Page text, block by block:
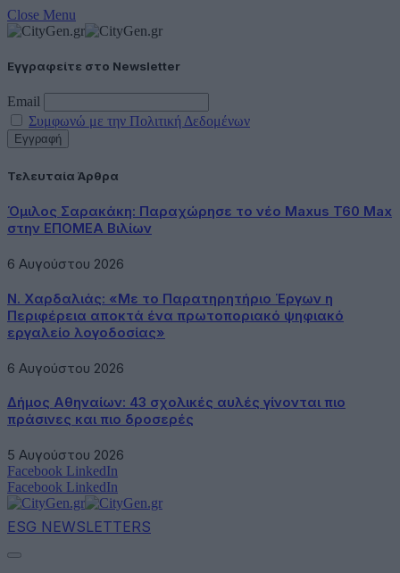
Close Menu
Εγγραφείτε στο Newsletter
Email
Συμφωνώ με την Πολιτική Δεδομένων
Τελευταία Άρθρα
Όμιλος Σαρακάκη: Παραχώρησε το νέο Maxus T60 Max
στην ΕΠΟΜΕΑ Βιλίων
6 Αυγούστου 2026
Ν. Χαρδαλιάς: «Με το Παρατηρητήριο Έργων η
Περιφέρεια αποκτά ένα πρωτοποριακό ψηφιακό
εργαλείο λογοδοσίας»
6 Αυγούστου 2026
Δήμος Αθηναίων: 43 σχολικές αυλές γίνονται πιο
πράσινες και πιο δροσερές
5 Αυγούστου 2026
Facebook LinkedIn
Facebook LinkedIn
ESG NEWSLETTERS